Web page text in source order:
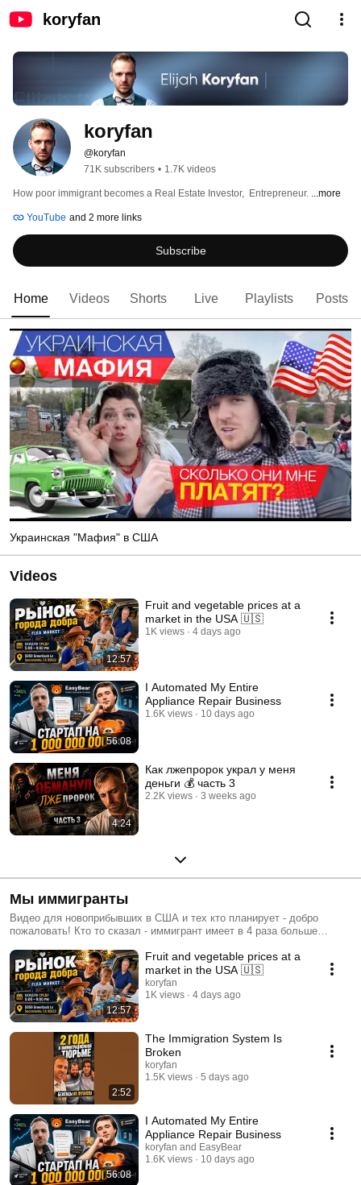
koryfan
koryfan
@koryfan
71K subscribers • 1.7K videos
How poor immigrant becomes a Real Estate Investor,  Entrepreneur. ...more
YouTube and 2 more links
Subscribe
Home Videos Shorts Live Playlists Posts
Украинская "Мафия" в США
Videos
12:57
Fruit and vegetable prices at a
market in the USA 🇺🇸
1K views 4 days ago
56:08
I Automated My Entire
Appliance Repair Business
1.6K views 10 days ago
4:24
Как лжепророк украл у меня
деньги 💰 часть 3
2.2K views 3 weeks ago
Мы иммигранты
Видео для новоприбывших в США и тех кто планирует - добро
пожаловать! Кто то сказал - иммигрант имеет в 4 раза больше
http://bit.ly/2meERVP: Для тех кто собирается в сакраменто -
заполните анкету если нужна помощь с арендой или еще чем:
http://bit.ly/2meERVP
12:57
Fruit and vegetable prices at a
market in the USA 🇺🇸
koryfan
1K views
4 days ago
2:52
The Immigration System Is
Broken
koryfan
1.5K views
5 days ago
56:08
I Automated My Entire
Appliance Repair Business
koryfan and EasyBear
1.6K views
10 days ago